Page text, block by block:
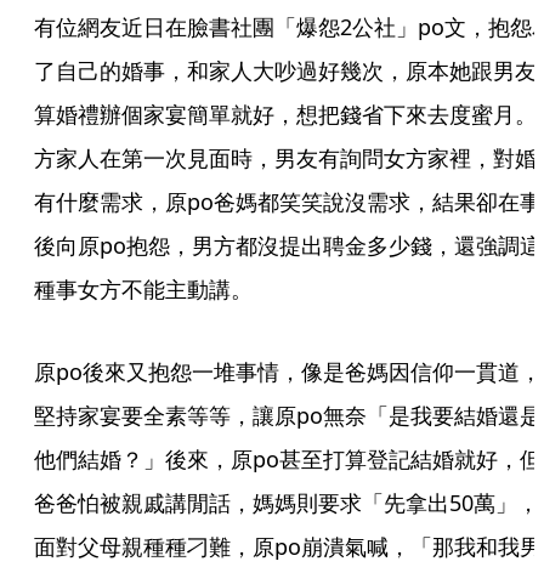
有位網友近日在臉書社團「爆怨2公社」po文，抱怨
了自己的婚事，和家人大吵過好幾次，原本她跟男友
算婚禮辦個家宴簡單就好，想把錢省下來去度蜜月。
方家人在第一次見面時，男友有詢問女方家裡，對婚
有什麼需求，原po爸媽都笑笑說沒需求，結果卻在事
後向原po抱怨，男方都沒提出聘金多少錢，還強調這
種事女方不能主動講。
原po後來又抱怨一堆事情，像是爸媽因信仰一貫道，
堅持家宴要全素等等，讓原po無奈「是我要結婚還是
他們結婚？」後來，原po甚至打算登記結婚就好，但
爸爸怕被親戚講閒話，媽媽則要求「先拿出50萬」，
面對父母親種種刁難，原po崩潰氣喊，「那我和我男